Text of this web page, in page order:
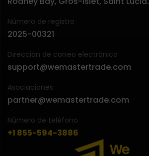
Número de registro
2025-00321
Dirección de correo electrónico
support@wemastertrade.com
Asociaciones
partner@wemastertrade.com
Número de teléfono
+1 855-594-3886